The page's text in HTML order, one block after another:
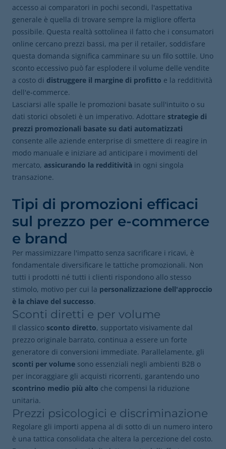
accesso ai comparatori in pochi secondi, l'aspettativa
generale è quella di trovare sempre la migliore offerta
possibile. Questa realtà sottolinea il fatto che i consumatori
online cercano prezzi bassi, ma per il retailer, soddisfare
questa domanda significa camminare su un filo sottile. Uno
sconto eccessivo può far esplodere il volume delle vendite
a costo di distruggere il margine di profitto e la redditività
dell'e-commerce.
Lasciarsi alle spalle le promozioni basate sull'intuito o su
dati storici obsoleti è un imperativo. Adottare strategie di
prezzi promozionali basate su dati automatizzati
consente alle aziende enterprise di smettere di reagire in
modo manuale e iniziare ad anticipare i movimenti del
mercato, assicurando la redditività in ogni singola
transazione.
Tipi di promozioni efficaci
sul prezzo per e-commerce
e brand
Per massimizzare l'impatto senza sacrificare i ricavi, è
fondamentale diversificare le tattiche promozionali. Non
tutti i prodotti né tutti i clienti rispondono allo stesso
stimolo, motivo per cui la personalizzazione dell'approccio
è la chiave del successo.
Sconti diretti e per volume
Il classico sconto diretto, supportato visivamente dal
prezzo originale barrato, continua a essere un forte
generatore di conversioni immediate. Parallelamente, gli
sconti per volume sono essenziali negli ambienti B2B o
per incoraggiare gli acquisti ricorrenti, garantendo uno
scontrino medio più alto che compensi la riduzione
unitaria.
Prezzi psicologici e discriminazione
Regolare gli importi appena al di sotto di un numero intero
è una tattica consolidata che altera la percezione del costo.